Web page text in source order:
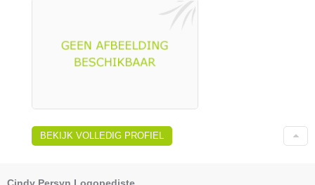
BEKIJK VOLLEDIG PROFIEL
Cindy Persyn Logopediste